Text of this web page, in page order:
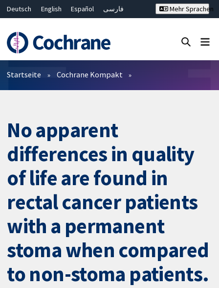
Deutsch English Español
فارسی
Bahasa Malaysia
ไทย
繁體中文
简体中文
Mehr Sprachen
Filter
Startseite Cochrane Kompakt
No apparent
differences in quality
of life are found in
rectal cancer patients
with a permanent
stoma when compared
to non-stoma patients.